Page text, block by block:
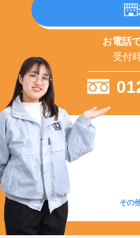
お電話
受付
その